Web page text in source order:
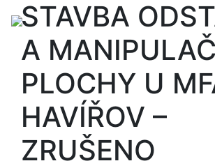
STAVBA
A
PLOCHY U
HAVÍŘOV –
ZRUŠENO